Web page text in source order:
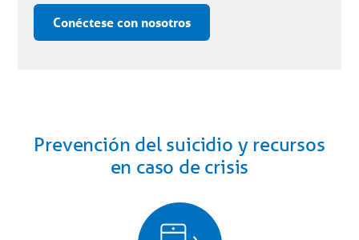
Conéctese con nosotros
Prevención del suicidio y recursos
en caso de crisis